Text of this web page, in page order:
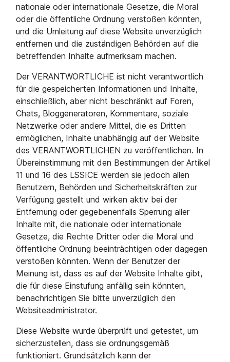
nationale oder internationale Gesetze, die Moral
oder die öffentliche Ordnung verstoßen könnten,
und die Umleitung auf diese Website unverzüglich
entfernen und die zuständigen Behörden auf die
betreffenden Inhalte aufmerksam machen.
Der VERANTWORTLICHE ist nicht verantwortlich
für die gespeicherten Informationen und Inhalte,
einschließlich, aber nicht beschränkt auf Foren,
Chats, Bloggeneratoren, Kommentare, soziale
Netzwerke oder andere Mittel, die es Dritten
ermöglichen, Inhalte unabhängig auf der Website
des VERANTWORTLICHEN zu veröffentlichen. In
Übereinstimmung mit den Bestimmungen der Artikel
11 und 16 des LSSICE werden sie jedoch allen
Benutzern, Behörden und Sicherheitskräften zur
Verfügung gestellt und wirken aktiv bei der
Entfernung oder gegebenenfalls Sperrung aller
Inhalte mit, die nationale oder internationale
Gesetze, die Rechte Dritter oder die Moral und
öffentliche Ordnung beeinträchtigen oder dagegen
verstoßen könnten. Wenn der Benutzer der
Meinung ist, dass es auf der Website Inhalte gibt,
die für diese Einstufung anfällig sein könnten,
benachrichtigen Sie bitte unverzüglich den
Websiteadministrator.
Diese Website wurde überprüft und getestet, um
sicherzustellen, dass sie ordnungsgemäß
funktioniert. Grundsätzlich kann der